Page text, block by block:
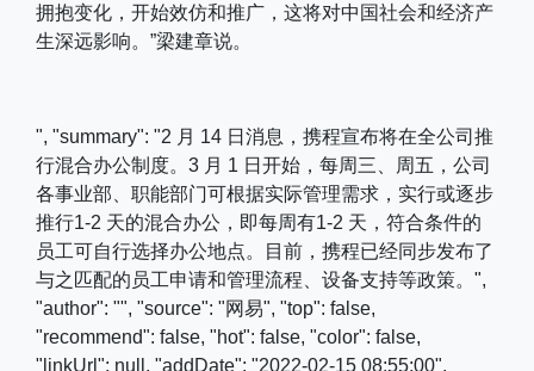
拥抱变化，开始效仿和推广，这将对中国社会和经济产
生深远影响。”梁建章说。
", "summary": "2 月 14 日消息，携程宣布将在全公司推
行混合办公制度。3 月 1 日开始，每周三、周五，公司
各事业部、职能部门可根据实际管理需求，实行或逐步
推行1-2 天的混合办公，即每周有1-2 天，符合条件的
员工可自行选择办公地点。目前，携程已经同步发布了
与之匹配的员工申请和管理流程、设备支持等政策。",
"author": "", "source": "网易", "top": false,
"recommend": false, "hot": false, "color": false,
"linkUrl": null, "addDate": "2022-02-15 08:55:00",